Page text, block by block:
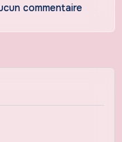
commentaire